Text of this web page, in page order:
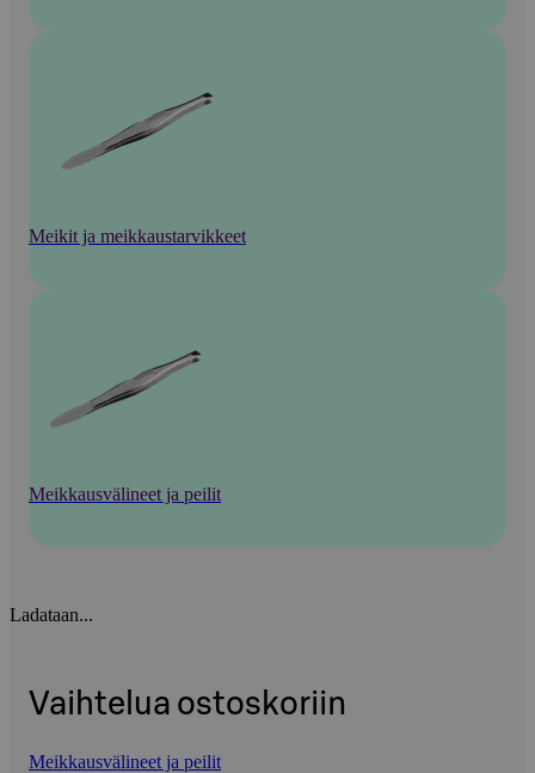
Meikit ja meikkaustarvikkeet
Meikkausvälineet ja peilit
Ladataan...
Vaihtelua ostoskoriin
Meikkausvälineet ja peilit